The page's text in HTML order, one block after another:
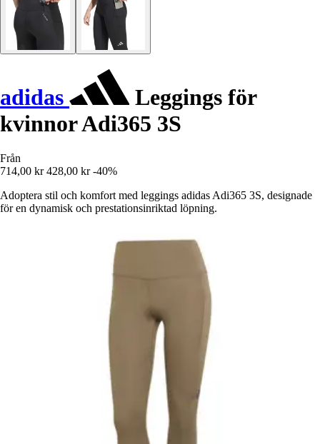
adidas
Leggings för
kvinnor Adi365 3S
Från
714,00 kr 428,00 kr -40%
Adoptera stil och komfort med leggings adidas Adi365 3S, designade
för en dynamisk och prestationsinriktad löpning.